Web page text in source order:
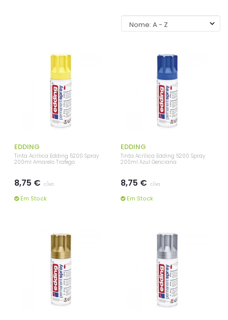
EDDING
Tinta Acrílica Edding 5200 Spray
200ml Amarelo Trafego
8,75 € c/iva
Em Stock
EDDING
Tinta Acrílica Edding 5200 Spray
200ml Azul Genciana
8,75 € c/iva
Em Stock